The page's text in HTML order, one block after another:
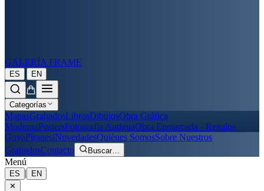
GALERÍA FRAME
ES | EN
Categorías
MapasGrabadosLibrosDibujosObra Gráfica
ModernaPostersFotografía AntiguaObra Enmarcada - Regalos
GoyaPiranesiNovedadesQuiénes SomosSobre Nuestros
GrabadosContacto Buscar…
Menú
ES |
EN
✕